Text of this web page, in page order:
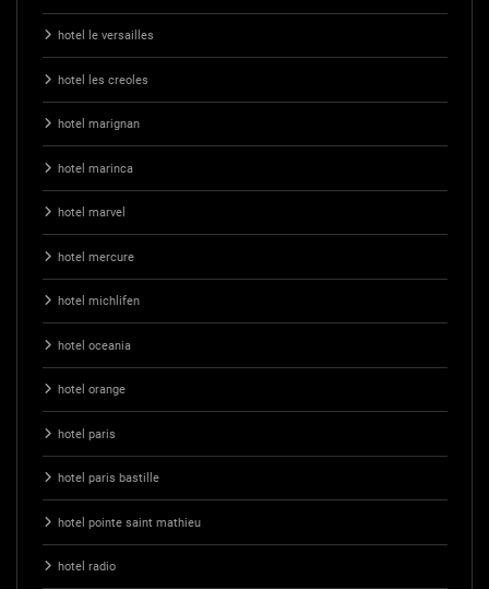
hotel le versailles
hotel les creoles
hotel marignan
hotel marinca
hotel marvel
hotel mercure
hotel michlifen
hotel oceania
hotel orange
hotel paris
hotel paris bastille
hotel pointe saint mathieu
hotel radio